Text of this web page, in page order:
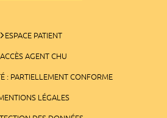
ESPACE PATIENT
ACCÈS AGENT CHU
: PARTIELLEMENT CONFORME
LÉGALES